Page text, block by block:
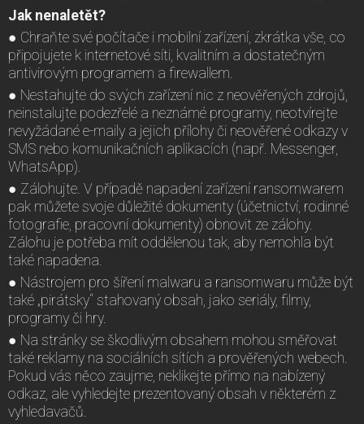
Jak nenaletět?
● Chraňte své počítače i mobilní zařízení, zkrátka vše, co
připojujete k internetové síti, kvalitním a dostatečným
antivirovým programem a firewallem.
● Nestahujte do svých zařízení nic z neověřených zdrojů,
neinstalujte podezřelé a neznámé programy, neotvírejte
nevyžádané e-maily a jejich přílohy či neověřené odkazy v
SMS nebo komunikačních aplikacích (např. Messenger,
WhatsApp).
● Zálohujte. V případě napadení zařízení ransomwarem
pak můžete svoje důležité dokumenty (účetnictví, rodinné
fotografie, pracovní dokumenty) obnovit ze zálohy.
Zálohu je potřeba mít oddělenou tak, aby nemohla být
také napadena.
● Nástrojem pro šíření malwaru a ransomwaru může být
také „pirátsky“ stahovaný obsah, jako seriály, filmy,
programy či hry.
● Na stránky se škodlivým obsahem mohou směřovat
také reklamy na sociálních sítích a prověřených webech.
Pokud vás něco zaujme, neklikejte přímo na nabízený
odkaz, ale vyhledejte prezentovaný obsah v některém z
vyhledavačů.